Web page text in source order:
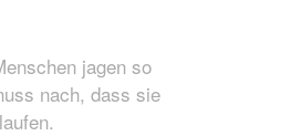
jagen so
nach, dass sie